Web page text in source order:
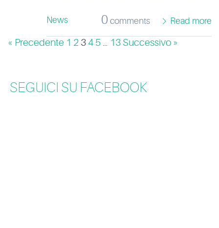
News 0 comments Read more
« Precedente 1 2 34 5 13 Successivo »
SEGUICI SU FACEBOOK